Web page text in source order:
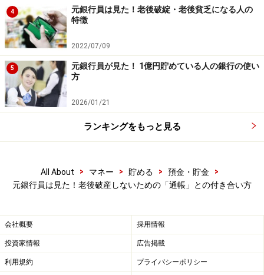
4
元銀行員は見た！老後破綻・老後貧乏になる人の
特徴
2022/07/09
5
元銀行員が見た！ 1億円貯めている人の銀行の使い
方
2026/01/21
ランキングをもっと見る
All About > マネー > 貯める > 預金・貯金
>
元銀行員は見た！老後破産しないための「通帳」との付き合い方
会社概要 採用情報
投資家情報 広告掲載
利用規約 プライバシーポリシー